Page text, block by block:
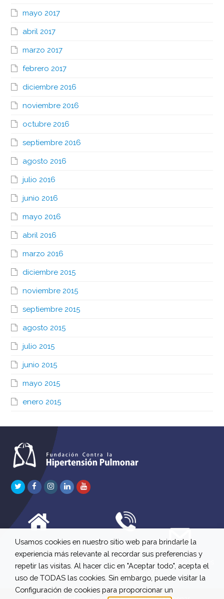
mayo 2017
abril 2017
marzo 2017
febrero 2017
diciembre 2016
noviembre 2016
octubre 2016
septiembre 2016
agosto 2016
julio 2016
junio 2016
mayo 2016
abril 2016
marzo 2016
diciembre 2015
noviembre 2015
septiembre 2015
agosto 2015
julio 2015
junio 2015
mayo 2015
enero 2015
TwitterFacebook
Instagram
LinkedInYoutube
C/ Río Jordán 7 bajo
A 28981 Parla Madrid
647 630 515
661 73 42 04
613 22 15 27
info@fchp.es
Usamos cookies en nuestro sitio web para brindarle la
experiencia más relevante al recordar sus preferencias y
repetir las visitas. Al hacer clic en "Aceptar todo", acepta el
uso de TODAS las cookies. Sin embargo, puede visitar la
Configuración de cookies para proporcionar un